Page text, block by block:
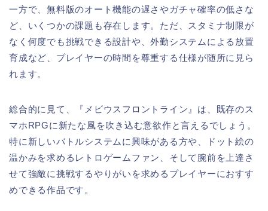
一方で、無料版のオート機能の遅さやガチャ確率の低さな
ど、いくつかの課題も存在します。ただ、スタミナ制限が
なく何度でも挑戦できる設計や、外勤システムによる放置
育成など、プレイヤーの時間を尊重する仕様が随所に見ら
れます。
総合的に見て、『メビウスフロントライン』は、既存のス
マホRPGに新たな風を吹き込む意欲作と言えるでしょう。
特に新しいバトルシステムに興味がある方や、ドット絵の
温かみを求めるレトロゲームファン、そして腕前を上達さ
せて強敵に挑戦するやりがいを求めるプレイヤーにおすす
めできる作品です。